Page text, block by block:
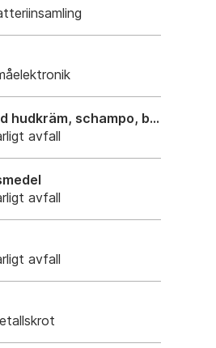
hudkräm, schampo, balsam,
avfall
avfall
avfall